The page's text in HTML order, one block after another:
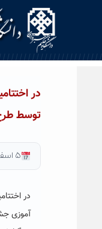
در
توسط
۵ اسفند ۱۳۹۶
در
آموزی